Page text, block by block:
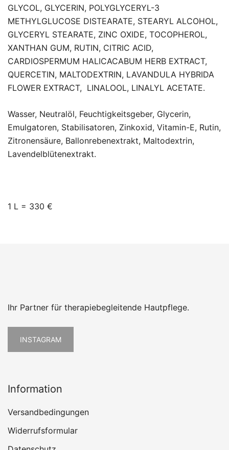
GLYCOL, GLYCERIN, POLYGLYCERYL-3
METHYLGLUCOSE DISTEARATE, STEARYL ALCOHOL,
GLYCERYL STEARATE, ZINC OXIDE, TOCOPHEROL,
XANTHAN GUM, RUTIN, CITRIC ACID,
CARDIOSPERMUM HALICACABUM HERB EXTRACT,
QUERCETIN, MALTODEXTRIN, LAVANDULA HYBRIDA
FLOWER EXTRACT, LINALOOL, LINALYL ACETATE.
Wasser, Neutralöl, Feuchtigkeitsgeber, Glycerin,
Emulgatoren, Stabilisatoren, Zinkoxid, Vitamin-E, Rutin,
Zitronensäure, Ballonrebenextrakt, Maltodextrin,
Lavendelblütenextrakt.
1 L = 330 €
Ihr Partner für therapiebegleitende Hautpflege.
INSTAGRAM
Information
Versandbedingungen
Widerrufsformular